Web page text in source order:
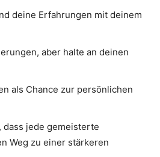
deine Erfahrungen mit deinem
aber halte an deinen
als Chance zur persönlichen
dass jede gemeisterte
Weg zu einer stärkeren